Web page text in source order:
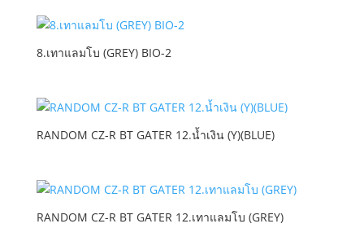
8.เทาแลมโบ (GREY) BIO-2
RANDOM CZ-R BT GATER 12.น้ำเงิน (Y)(BLUE)
RANDOM CZ-R BT GATER 12.เทาแลมโบ (GREY)